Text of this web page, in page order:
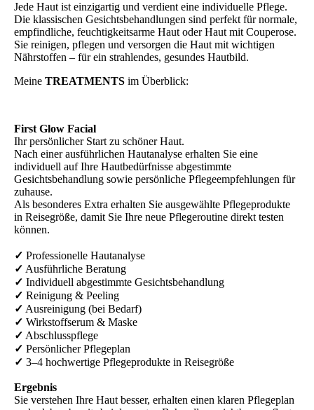
Jede Haut ist einzigartig und verdient eine individuelle Pflege.
Die klassischen Gesichtsbehandlungen sind perfekt für normale,
empfindliche, feuchtigkeitsarme Haut oder Haut mit Couperose.
Sie reinigen, pflegen und versorgen die Haut mit wichtigen
Nährstoffen – für ein strahlendes, gesundes Hautbild.
Meine TREATMENTS im Überblick:
First Glow Facial
Ihr persönlicher Start zu schöner Haut.
Nach einer ausführlichen Hautanalyse erhalten Sie eine
individuell auf Ihre Hautbedürfnisse abgestimmte
Gesichtsbehandlung sowie persönliche Pflegeempfehlungen für
zuhause.
Als besonderes Extra erhalten Sie ausgewählte Pflegeprodukte
in Reisegröße, damit Sie Ihre neue Pflegeroutine direkt testen
können.
✓ Professionelle Hautanalyse
✓ Ausführliche Beratung
✓ Individuell abgestimmte Gesichtsbehandlung
✓ Reinigung & Peeling
✓ Ausreinigung (bei Bedarf)
✓ Wirkstoffserum & Maske
✓ Abschlusspflege
✓ Persönlicher Pflegeplan
✓ 3–4 hochwertige Pflegeprodukte in Reisegröße
Ergebnis
Sie verstehen Ihre Haut besser, erhalten einen klaren Pflegeplan